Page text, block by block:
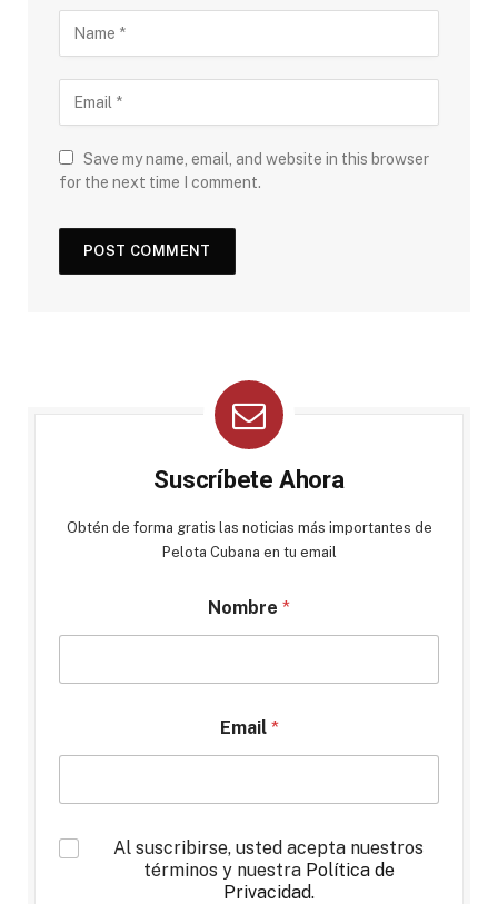
Save my name, email, and website in this browser
for the next time I comment.
Suscríbete Ahora
Obtén de forma gratis las noticias más importantes de
Pelota Cubana en tu email
Nombre *
Email *
*
Al suscribirse, usted acepta nuestros
términos y nuestra Política de
Privacidad.